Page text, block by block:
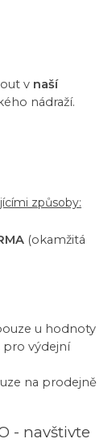
v naší
nádraží.
způsoby:
(okamžitá
u hodnoty
pro výdejní
na prodejně
- navštivte